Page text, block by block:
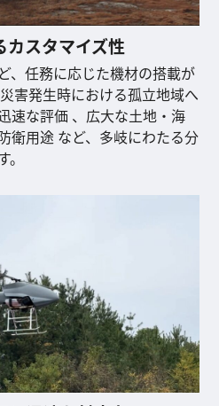
カスタマイズ性
、任務に応じた機材の搭載が
害発生時における孤立地域へ
速な評価 、広大な土地・海
衛用途 など、多岐にわたる分